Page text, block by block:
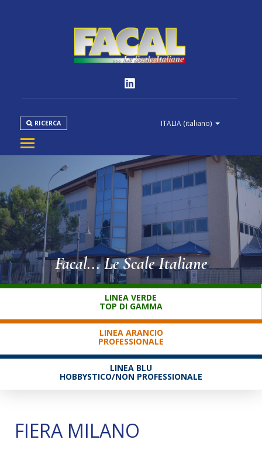
ITALIA (italiano)
RICERCA
PRODOTTI
NORMATIVE
MEDIA
DOWNLOAD
SERVIZIO CLIENTI
Facal... Le Scale Italiane
LINEA VERDE
TOP DI GAMMA
LINEA ARANCIO
PROFESSIONALE
LINEA BLU
HOBBYSTICO/NON PROFESSIONALE
FIERA MILANO